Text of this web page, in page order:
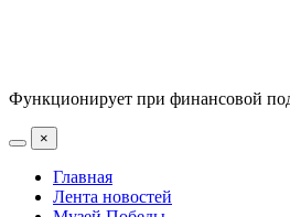
Функционирует при финансовой
×
Главная
Лента новостей